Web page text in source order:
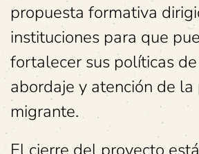
propuesta formativa
instituciones para que
fortalecer sus políticas
abordaje y atención de
migrante.